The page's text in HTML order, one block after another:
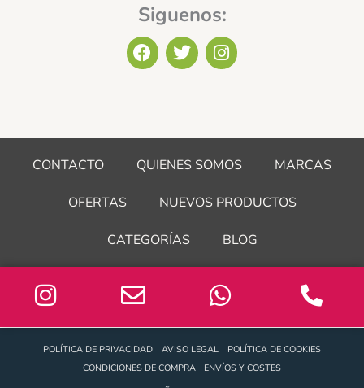
Siguenos:
F
a
o
k
T
w
e
I
n
g
a
CONTACTO QUIENES SOMOS MARCAS
OFERTAS NUEVOS PRODUCTOS
CATEGORÍAS BLOG
POLÍTICA DE PRIVACIDAD AVISO LEGAL
POLÍTICA DE COOKIES
CONDICIONES DE COMPRA
ENVÍOS Y COSTES